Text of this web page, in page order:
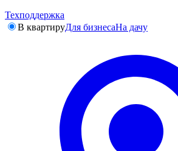
Техподдержка
В квартируДля бизнесаНа дачу